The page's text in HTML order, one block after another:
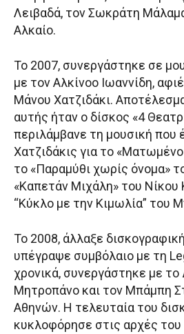
Λειβαδά, τον Σωκράτη
Αλκαίο.
Το 2007, συνεργάστηκε σε
με τον Αλκίνοο Ιωαννίδη,
Μάνου Χατζιδάκι.
αυτής ήταν ο δίσκος «4
περιλάμβανε τη μουσική που
Χατζιδάκις για το
το «Παραμύθι χωρίς όνομα»
«Καπετάν Μιχάλη» του Νίκου
“Κύκλο με την Κιμωλία” του
Το 2008, άλλαξε
υπέγραψε συμβόλαιο με τη
χρονικά, συνεργάστηκε με
Μητροπάνο και τον Μπάμπη
Αθηνών. Η τελευταία του
κυκλοφόρησε στις αρχές του